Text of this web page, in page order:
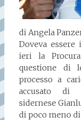
di Angela
Doveva
ieri la
questione di
processo a
accusato di
sidernese
di poco meno